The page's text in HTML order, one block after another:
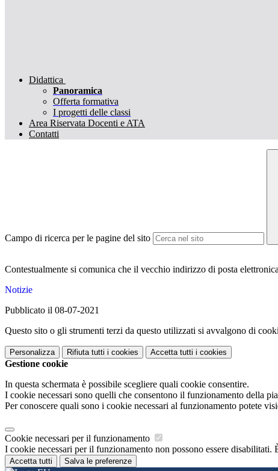
Didattica
Panoramica
Offerta formativa
I progetti delle classi
Area Riservata Docenti e ATA
Contatti
Campo di ricerca per le pagine del sito
Contestualmente si comunica che il vecchio indirizzo di posta
Notizie
Pubblicato il 08-07-2021
Questo sito o gli strumenti terzi da questo utilizzati si avvalgono di
Personalizza Rifiuta tutti i cookies Accetta tutti i cookies
Gestione cookie
In questa schermata è possibile scegliere quali cookie consentire.
I cookie necessari sono quelli che consentono il funzionamento della
Per conoscere quali sono i cookie necessari al funzionamento potete
Cookie necessari per il funzionamento
I cookie necessari per il funzionamento non possono essere
Accetta tutti Salva le preferenze